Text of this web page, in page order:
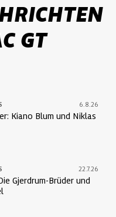
GT
6.8.26
Kiano Blum und Niklas
22.7.26
Gjerdrum-Brüder und